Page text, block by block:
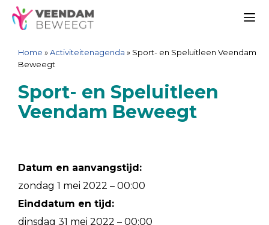
Ga
naar
inhoud
Spring
naar
navigatie
Sitemap
Ga
naar
inhoud
Home »Activiteitenagenda » Sport- en Speluitleen Veendam
Beweegt
Sport- en Speluitleen
Veendam Beweegt
Datum en aanvangstijd:
zondag 1 mei 2022 – 00:00
Einddatum en tijd:
dinsdag 31 mei 2022 – 00:00